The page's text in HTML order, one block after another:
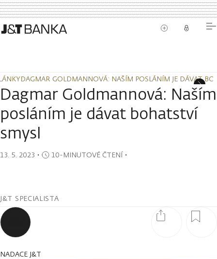
DAGMAR GOLDMANNOVÁ: NAŠÍM POSLÁNÍM JE DÁVAT
Dagmar Goldmannová: Naším
posláním je dávat bohatství
smysl
13. 5. 2023 ・ 10-MINUTOVÉ ČTENÍ・
J&T SPECIALISTA
NADACE J&T